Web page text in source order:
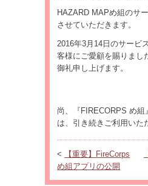
HAZARD MAPめ組のサ
させていただきます。
2016年3月14日のサービ
客様にご愛顧を賜りまし
御礼申し上げます。
尚、『FIRECORPS め組
は、引き続きご利用いた
<
【重要】FireCorps
め組アプリの公開